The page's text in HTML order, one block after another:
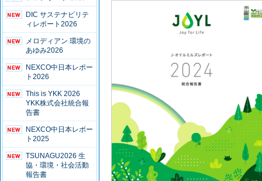
DIC サステナビリテ
ィレポート2026
メロディアン 環境の
あゆみ2026
NEXCO中日本レポー
ト2026
This is YKK 2026
YKK株式会社統合報
告書
NEXCO中日本レポー
ト2025
TSUNAGU2026 生
協・環境・社会活動
報告書